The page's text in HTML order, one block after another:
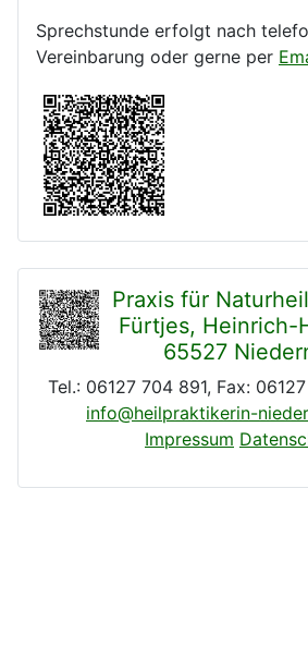
Sprechstunde erfolgt nach
Vereinbarung oder gerne per
Praxis für
Fürtjes, Heinrich-
65527
Tel.: 06127 704 891, Fax:
info@heilpraktikerin-
Impressum